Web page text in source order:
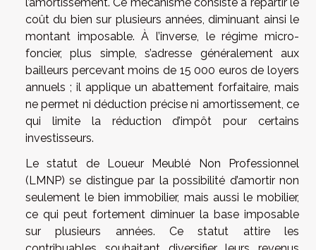
l’amortissement. Ce mécanisme consiste à répartir le
coût du bien sur plusieurs années, diminuant ainsi le
montant imposable. À l’inverse, le régime micro-
foncier, plus simple, s’adresse généralement aux
bailleurs percevant moins de 15 000 euros de loyers
annuels ; il applique un abattement forfaitaire, mais
ne permet ni déduction précise ni amortissement, ce
qui limite la réduction d’impôt pour certains
investisseurs.
Le statut de Loueur Meublé Non Professionnel
(LMNP) se distingue par la possibilité d’amortir non
seulement le bien immobilier, mais aussi le mobilier,
ce qui peut fortement diminuer la base imposable
sur plusieurs années. Ce statut attire les